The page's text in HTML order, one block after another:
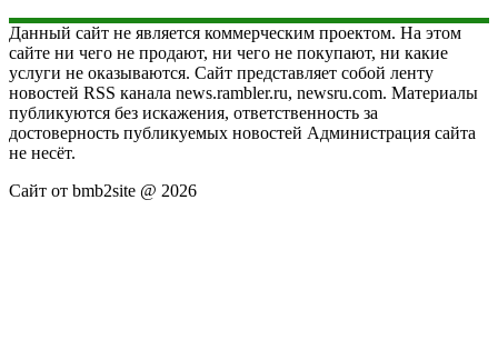
Данный сайт не является коммерческим проектом. На этом
сайте ни чего не продают, ни чего не покупают, ни какие
услуги не оказываются. Сайт представляет собой ленту
новостей RSS канала news.rambler.ru, newsru.com. Материалы
публикуются без искажения, ответственность за
достоверность публикуемых новостей Администрация сайта
не несёт.
Сайт от bmb2site @ 2026